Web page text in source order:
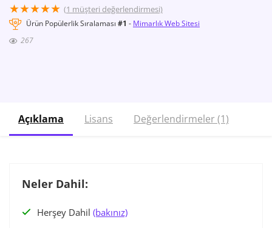
★★★★★ (1 müşteri değerlendirmesi)
Ürün Popülerlik Sıralaması #1 - Mimarlık Web Sitesi
267
Açıklama Lisans Değerlendirmeler (1)
Neler Dahil:
Herşey Dahil (bakınız)